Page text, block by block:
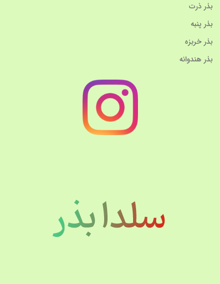
بذر ذرت
بذر پنبه
بذر خربزه
بذر هندوانه